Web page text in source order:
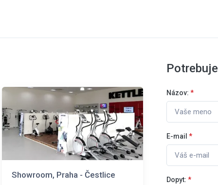
Showroom, Praha - Čestlice
Názov: *
E-mail *
Dopyt: *